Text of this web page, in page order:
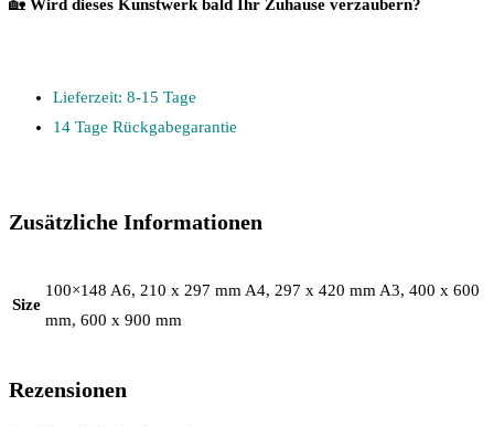
🏡 Wird dieses Kunstwerk bald Ihr Zuhause verzaubern?
Lieferzeit: 8-15 Tage
14 Tage Rückgabegarantie
Zusätzliche Informationen
Size
100×148 A6, 210 x 297 mm A4, 297 x 420 mm A3, 400 x 600
mm, 600 x 900 mm
Rezensionen